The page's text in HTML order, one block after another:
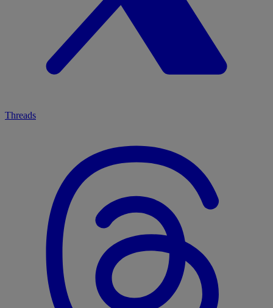
Threads